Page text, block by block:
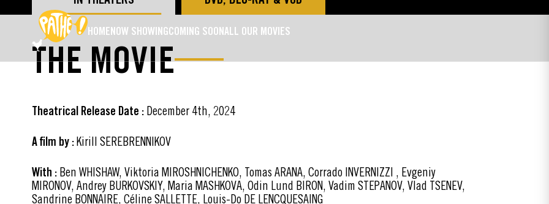
SKIP TO MAIN CONTENT
HOMENOW SHOWINGCOMING SOONALL OUR MOVIES
THE MOVIE
Theatrical Release Date : December 4th, 2024
A film by :Kirill SEREBRENNIKOV
With : Ben WHISHAW, Viktoria MIROSHNICHENKO, Tomas ARANA, Corrado INVERNIZZI , Evgeniy
MIRONOV, Andrey BURKOVSKIY, Maria MASHKOVA, Odin Lund BIRON, Vadim STEPANOV, Vlad TSENEV,
Sandrine BONNAIRE, Céline SALLETTE, Louis-Do DE LENCQUESAING